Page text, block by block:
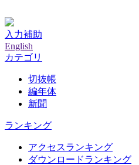
入力補助
English
カテゴリ
切抜帳
編年体
新聞
ランキング
アクセスランキング
ダウンロードランキング